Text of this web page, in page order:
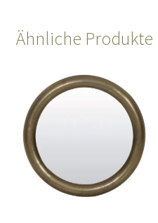
Ähnliche Produkte